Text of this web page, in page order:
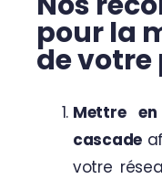
pour la
de
Mettre
cascade
votre